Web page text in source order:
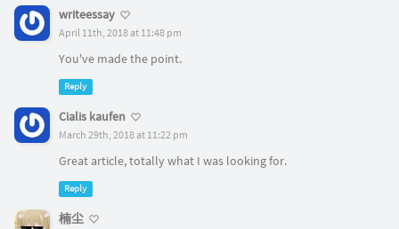
writeessay
April 11th, 2018 at 11:48 pm
You've made the point.
Reply
Cialis kaufen
March 29th, 2018 at 11:22 pm
Great article, totally what I was looking for.
Reply
楠尘